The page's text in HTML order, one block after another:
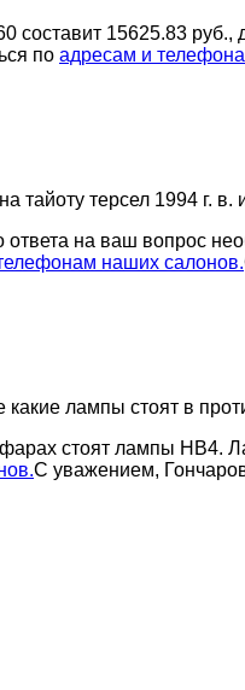
15625.83 руб.,
по адресам и
тайоту терсел 1994 г.
на ваш вопрос
наших салонов.
какие лампы стоят в
стоят лампы HB4.
С уважением,